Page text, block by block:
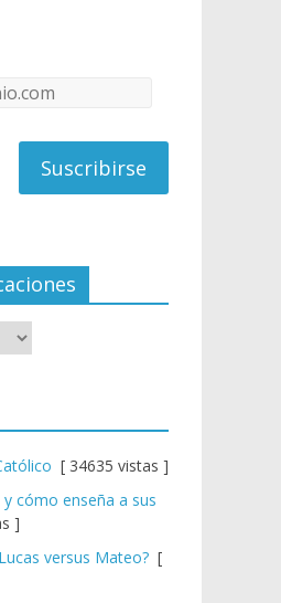
[ 34635 vistas ]
y cómo enseña a sus
]
versus Mateo? [